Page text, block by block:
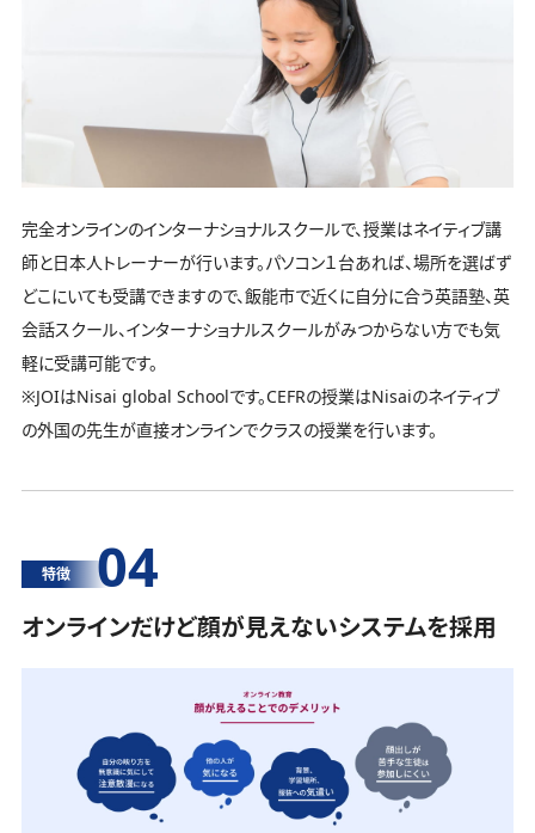
完全オンラインのインターナショナルスクールで、授業はネイティブ講
師と日本人トレーナーが行います。パソコン１台あれば、場所を選ばず
どこにいても受講できますので、飯能市で近くに自分に合う英語塾、英
会話スクール、インターナショナルスクールがみつからない方でも気
軽に受講可能です。
※JOIはNisai global Schoolです。CEFRの授業はNisaiのネイティブ
の外国の先生が直接オンラインでクラスの授業を行います。
特徴 04
オンラインだけど顔が見えないシステムを採用